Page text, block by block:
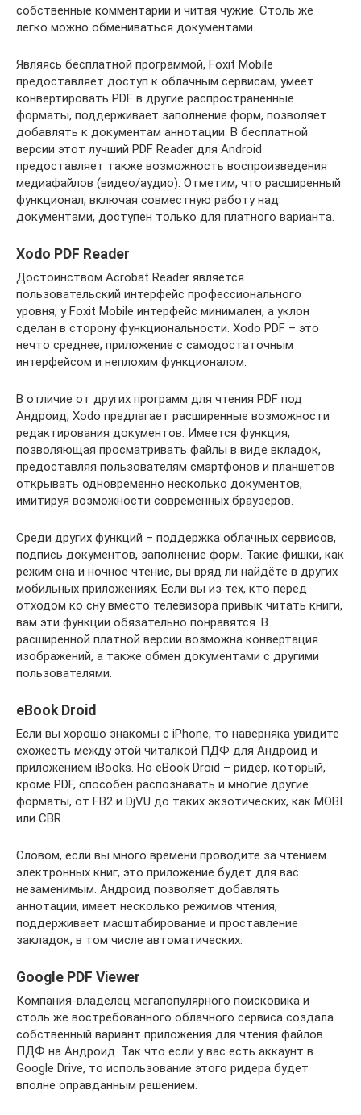
собственные комментарии и читая чужие. Столь же
легко можно обмениваться документами.
Являясь бесплатной программой, Foxit Mobile
предоставляет доступ к облачным сервисам, умеет
конвертировать PDF в другие распространённые
форматы, поддерживает заполнение форм, позволяет
добавлять к документам аннотации. В бесплатной
версии этот лучший PDF Reader для Android
предоставляет также возможность воспроизведения
медиафайлов (видео/аудио). Отметим, что расширенный
функционал, включая совместную работу над
документами, доступен только для платного варианта.
Xodo PDF Reader
Достоинством Acrobat Reader является
пользовательский интерфейс профессионального
уровня, у Foxit Mobile интерфейс минимален, а уклон
сделан в сторону функциональности. Xodo PDF – это
нечто среднее, приложение с самодостаточным
интерфейсом и неплохим функционалом.
В отличие от других программ для чтения PDF под
Андроид, Xodo предлагает расширенные возможности
редактирования документов. Имеется функция,
позволяющая просматривать файлы в виде вкладок,
предоставляя пользователям смартфонов и планшетов
открывать одновременно несколько документов,
имитируя возможности современных браузеров.
Среди других функций – поддержка облачных сервисов,
подпись документов, заполнение форм. Такие фишки, как
режим сна и ночное чтение, вы вряд ли найдёте в других
мобильных приложениях. Если вы из тех, кто перед
отходом ко сну вместо телевизора привык читать книги,
вам эти функции обязательно понравятся. В
расширенной платной версии возможна конвертация
изображений, а также обмен документами с другими
пользователями.
eBook Droid
Если вы хорошо знакомы с iPhone, то наверняка увидите
схожесть между этой читалкой ПДФ для Андроид и
приложением iBooks. Но eBook Droid – ридер, который,
кроме PDF, способен распознавать и многие другие
форматы, от FB2 и DjVU до таких экзотических, как MOBI
или CBR.
Словом, если вы много времени проводите за чтением
электронных книг, это приложение будет для вас
незаменимым. Андроид позволяет добавлять
аннотации, имеет несколько режимов чтения,
поддерживает масштабирование и проставление
закладок, в том числе автоматических.
Google PDF Viewer
Компания-владелец мегапопулярного поисковика и
столь же востребованного облачного сервиса создала
собственный вариант приложения для чтения файлов
ПДФ на Андроид. Так что если у вас есть аккаунт в
Google Drive, то использование этого ридера будет
вполне оправданным решением.